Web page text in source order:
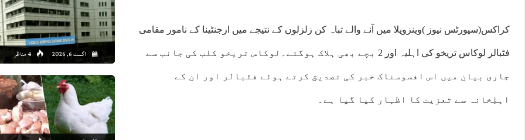
اگست 6, 2026 4 مناظر
کراکس(سپورٹس نیوز )وینزویلا میں آنے والے تباہ کن زلزلوں کے نتیجے میں ارجنٹینا کے نامور مقامی
فٹبالر لوکاس تریخو کی اہلیہ اور 2 بچے بھی ہلاک ہوگئے۔لوکاس تریخو کلب کی جانب سے
جاری بیان میں اس افسوسناک خبر کی تصدیق کرتے ہوئے فٹبالر اور ان کے
اہلِخانہ سے تعزیت کا اظہار کیا گیا ہے۔